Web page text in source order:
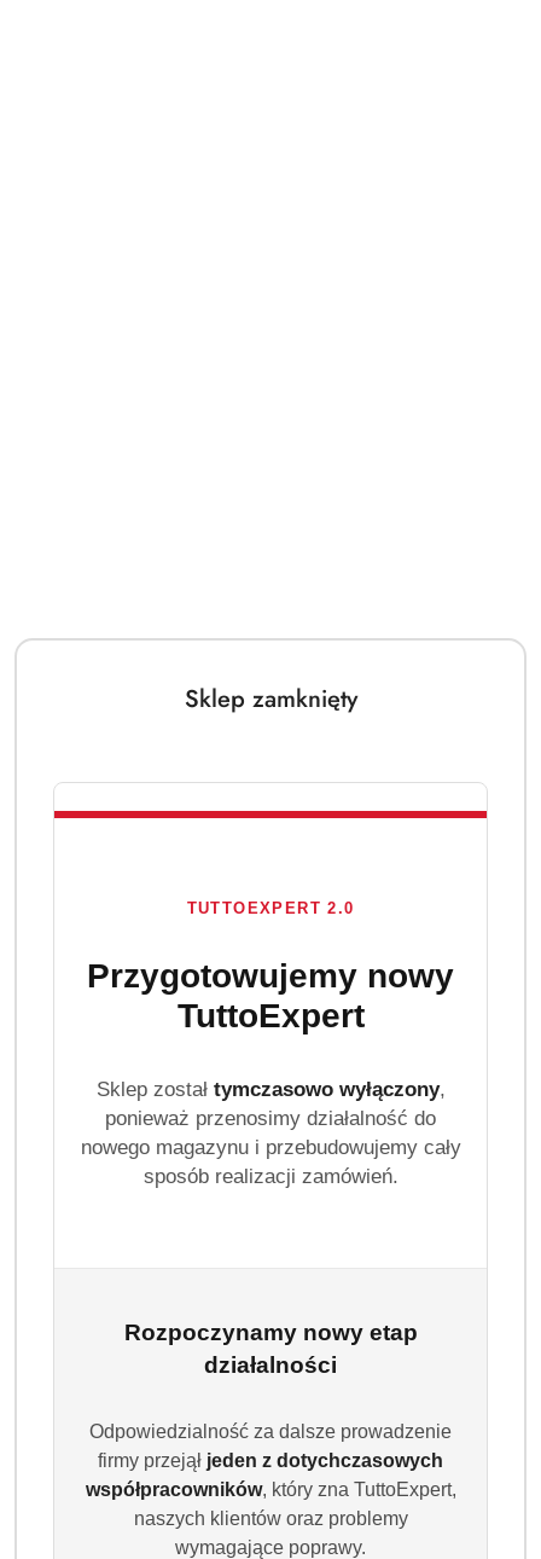
Sklep zamknięty
TUTTOEXPERT 2.0
Przygotowujemy nowy
TuttoExpert
Sklep został tymczasowo wyłączony,
ponieważ przenosimy działalność do
nowego magazynu i przebudowujemy cały
sposób realizacji zamówień.
Rozpoczynamy nowy etap
działalności
Odpowiedzialność za dalsze prowadzenie
firmy przejął jeden z dotychczasowych
współpracowników, który zna TuttoExpert,
naszych klientów oraz problemy
wymagające poprawy.